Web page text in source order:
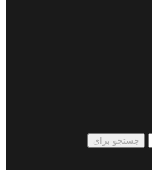
جستجو برای